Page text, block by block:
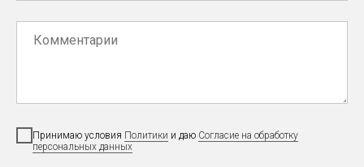
Принимаю условия Политики и даю Согласие на обработку
персональных данных